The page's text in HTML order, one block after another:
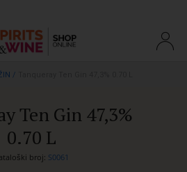
/
Ten Gin 47,3%
0.70 L
broj: S0061